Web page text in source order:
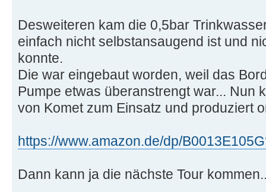
Desweiteren kam die 0,5bar
einfach nicht selbstansaugend ist und
konnte.
Die war eingebaut worden, weil das
Pumpe etwas überanstrengt war... Nun
von Komet zum Einsatz und produziert
https://www.amazon.de/dp/
Dann kann ja die nächste Tour